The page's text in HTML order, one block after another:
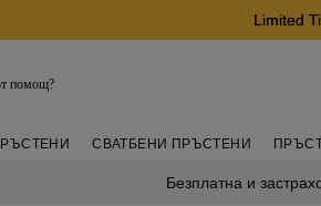
Limited
помощ?
СВАТБЕНИ ПРЪСТЕНИ
Безплатна и